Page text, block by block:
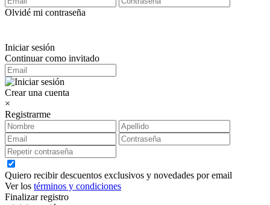
Olvidé mi contraseña
Iniciar sesión
Continuar como invitado
Crear una cuenta
×
Registrarme
Quiero recibir descuentos exclusivos y novedades por email
Ver los términos y condiciones
Finalizar registro